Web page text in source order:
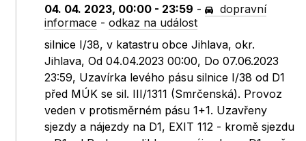
04. 04. 2023, 00:00 - 23:59 -
dopravní
informace -odkaz na událost
silnice I/38, v katastru obce Jihlava, okr.
Jihlava, Od 04.04.2023 00:00, Do 07.06.2023
23:59, Uzavírka levého pásu silnice I/38 od D1
před MÚK se sil. III/1311 (Smrčenská). Provoz
veden v protisměrném pásu 1+1. Uzavřeny
sjezdy a nájezdy na D1, EXIT 112 - kromě sjezdu